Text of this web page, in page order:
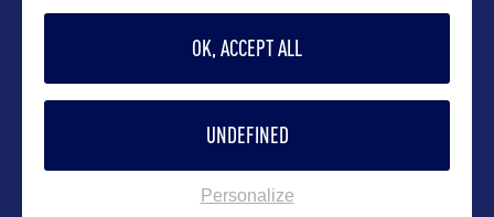
OK, ACCEPT ALL
UNDEFINED
Personalize